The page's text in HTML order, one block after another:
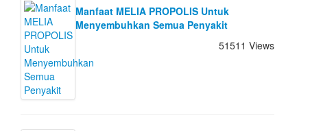
Manfaat MELIA PROPOLIS Untuk
Menyembuhkan Semua Penyakit
51511 Views